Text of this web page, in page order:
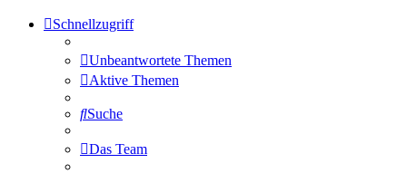
Schnellzugriff
Unbeantwortete Themen
Aktive Themen
Suche
Das Team